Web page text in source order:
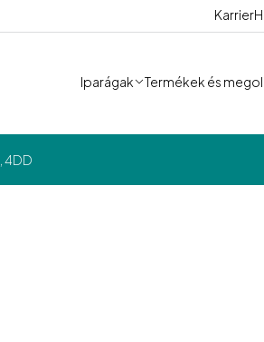
Karrier
Iparágak Termékek és
4DD